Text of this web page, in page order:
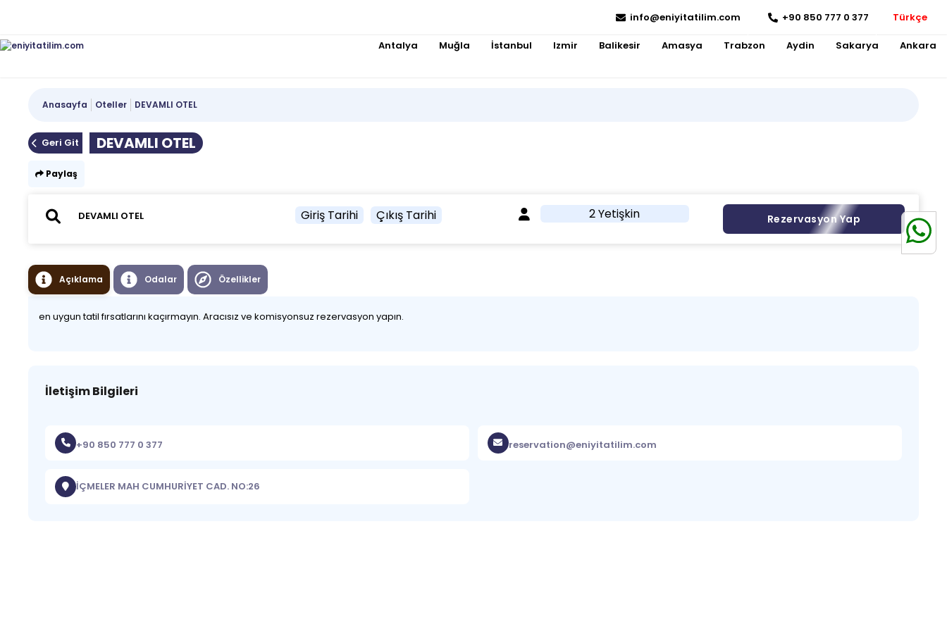
info@eniyitatilim.com +90 850 777 0 377 Türkçe
Antalya Muğla İstanbul Izmir Balikesir Amasya Trabzon Aydin Sakarya Ankara
Anasayfa Oteller DEVAMLI OTEL
Geri Git DEVAMLI OTEL
Paylaş
Giriş Tarihi Çıkış Tarihi 2 Yetişkin Rezervasyon Yap
Açıklama Odalar Özellikler
en uygun tatil fırsatlarını kaçırmayın. Aracısız ve komisyonsuz rezervasyon yapın.
İletişim Bilgileri
+90 850 777 0 377 reservation@eniyitatilim.com
İÇMELER MAH CUMHURİYET CAD. NO:26